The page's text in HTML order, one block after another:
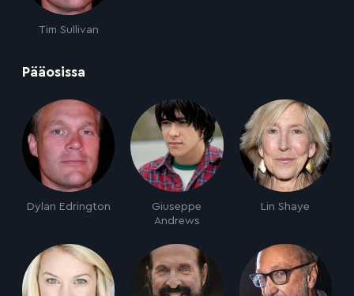
Tim Sullivan
Pääosissa
Dylan Edrington
Giuseppe
Andrews
Lin Shaye